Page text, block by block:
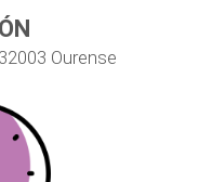
Ourense